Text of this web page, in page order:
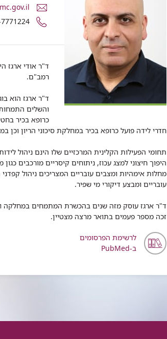
דואר
אלקטרוני
ד"ר
מספר
אודי
ארגז
ד"ר אודי ארגז
רמב"ם.
ד"ר ארגז הוא
והשלים
כרופא בכיר
חדרי לידה פועל כרופא בכיר במחלקת סיכוני הריון וכן
תחומי הפעילות הקלינית המרכזיים שלו הינם ניהול
היפוך חיצוני למצג עכוז, ניתוחים קיסריים מורכבים
מחלות אימהיות ומצבים עובריים המצריכים ניהול
עובריים ומבצע דיקורי מי שפיר.
ד"ר ארגז עוסק מזה שנים בהכשרת המתמחים במחלקה
זכה מספר פעמים בתואר מרצה מצטיין.
לרשימת הפרסומים
ב-PubMed